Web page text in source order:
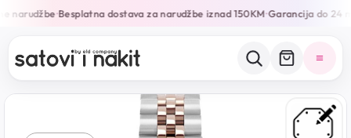
narudžbe•Besplatna dostava za narudžbe iznad 150KM•Garancija do 24